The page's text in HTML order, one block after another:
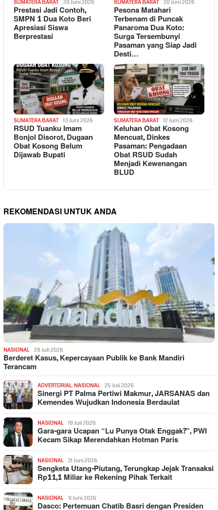
SUMATERA BARAT 20 Juni 2026
Prestasi Jadi Contoh,
SMPN 1 Dua Koto Beri
Apresiasi Siswa
Berprestasi
SUMATERA BARAT 20 Juni 2026
Pesona Matahari
Terbenam di Puncak
Panaroma Dua Koto:
Surga Tersembunyi
Pasaman yang Siap Jadi
Desti…
SUMATERA BARAT 13 Juni 2026
RSUD Tuanku Imam
Bonjol Disorot, Dugaan
Obat Kosong Belum
Dijawab Bupati
SUMATERA BARAT 12 Juni 2026
Keluhan Obat Kosong
Mencuat, Dinkes
Pasaman: Pengadaan
Obat RSUD Sudah
Menjadi Kewenangan
BLUD
REKOMENDASI UNTUK ANDA
NASIONAL 29 Juli 2026
Berderet Kasus, Kepercayaan Publik ke Bank Mandiri
Terancam
ADVERTORIAL, NASIONAL 25 Juli 2026
Sinergi PT Palma Pertiwi Makmur, JARSANAS dan
Kemendes Wujudkan Indonesia Berdaulat
NASIONAL 19 Juli 2026
Gara-gara Ucapan “Lu Punya Otak Enggak?”, PWI
Kecam Sikap Merendahkan Hotman Paris
NASIONAL 21 Juni 2026
Sengketa Utang-Piutang, Terungkap Jejak Transaksi
Rp11,1 Miliar ke Rekening Pihak Terkait
NASIONAL 9 Juni 2026
Dasco: Pertemuan Chatib Basri dengan Presiden